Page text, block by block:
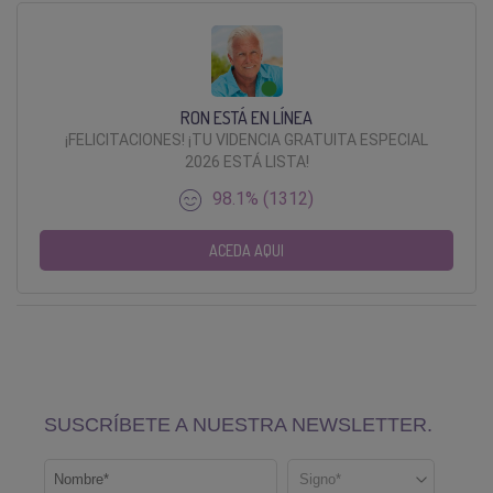
RON ESTÁ EN LÍNEA
¡FELICITACIONES! ¡TU VIDENCIA GRATUITA ESPECIAL
2026 ESTÁ LISTA!
98.1% (1312)
ACEDA AQUI